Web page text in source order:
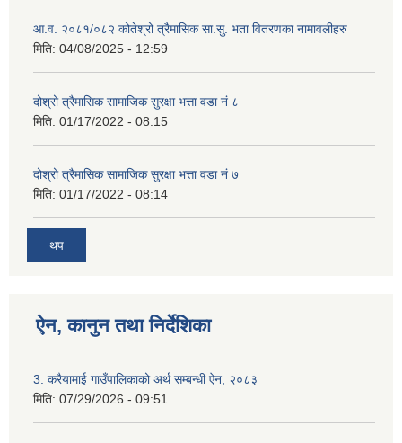
आ.व. २०८१/०८२ कोतेश्रो त्रैमासिक सा.सु. भता वितरणका नामावलीहरु
मिति: 04/08/2025 - 12:59
दोश्रो त्रैमासिक सामाजिक सुरक्षा भत्ता वडा नं ८
मिति: 01/17/2022 - 08:15
दोश्रो त्रैमासिक सामाजिक सुरक्षा भत्ता वडा नं ७
मिति: 01/17/2022 - 08:14
थप
ऐन, कानुन तथा निर्देशिका
3. करैयामाई गाउँपालिकाको अर्थ सम्बन्धी ऐन, २०८३
मिति: 07/29/2026 - 09:51